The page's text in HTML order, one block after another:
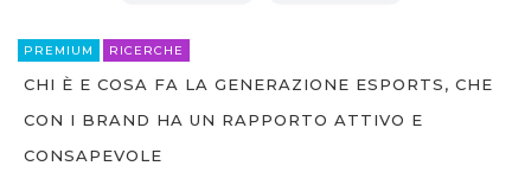
PREMIUM RICERCHE
CHI È E COSA FA LA GENERAZIONE ESPORTS, CHE
CON I BRAND HA UN RAPPORTO ATTIVO E
CONSAPEVOLE